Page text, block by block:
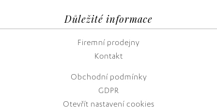
Důležité informace
Firemní prodejny
Kontakt
Obchodní podmínky
GDPR
Otevřít nastavení cookies